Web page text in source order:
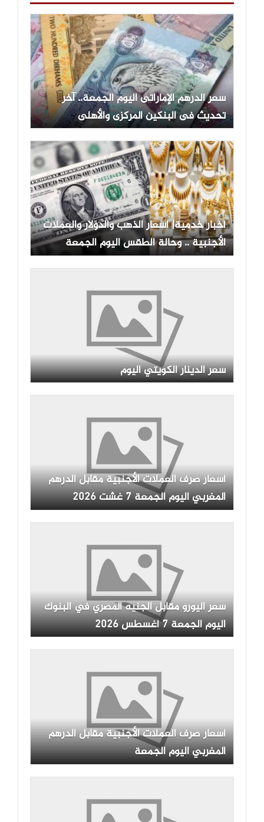
سعر الدرهم الإماراتى اليوم الجمعة.. آخر
تحديث فى البنكين المركزى والأهلى
أخبار خدمية| أسعار الذهب والدولار والعملات
الأجنبية .. وحالة الطقس اليوم الجمعة
سعر الدينار الكويتي اليوم
أسعار صرف العملات الأجنبية مقابل الدرهم
المغربي اليوم الجمعة 7 غشت 2026
سعر اليورو مقابل الجنيه المصري في البنوك
اليوم الجمعة 7 أغسطس 2026
أسعار صرف العملات الأجنبية مقابل الدرهم
المغربي اليوم الجمعة